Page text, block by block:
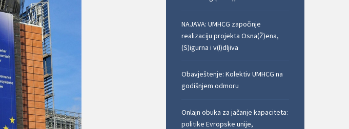
NAJAVA: UMHCG započinje
realizaciju projekta Osna(Ž)ena,
(S)igurna i v(I)dljiva
Obavještenje: Kolektiv UMHCG na
godišnjem odmoru
Onlajn obuka za jačanje kapaciteta:
politike Evropske unije,